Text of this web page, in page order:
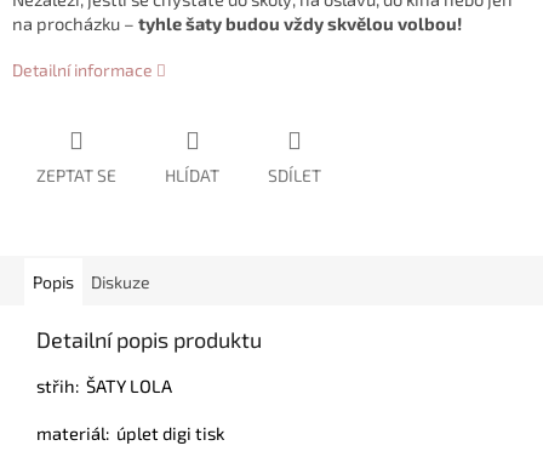
na procházku – tyhle šaty budou vždy skvělou volbou!
Detailní informace
ZEPTAT SE HLÍDAT SDÍLET
Popis Diskuze
Detailní popis produktu
střih: ŠATY LOLA
materiál: úplet digi tisk